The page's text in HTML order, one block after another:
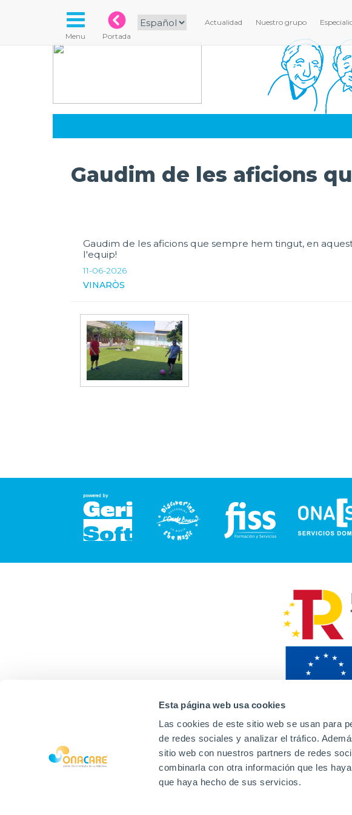
Esta página web usa cookies
Las cookies de este sitio web se usan para
de redes sociales y analizar el tráfico.
sitio web con nuestros partners de redes
combinarla con otra información que les
que haya hecho de sus servicios.
Actualidad Nuestro grupo
Menu Portada
Gaudim de les aficions
Gaudim de les aficions que sempre hem tingut, en
l'equip!
11-06-2026
VINARÒS
Contacto
Aviso Legal